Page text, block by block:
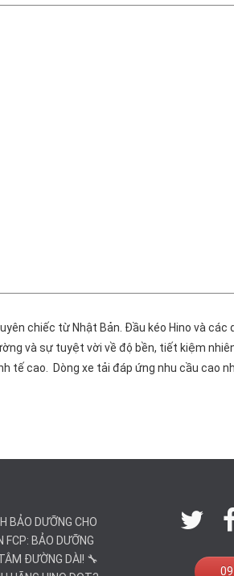
chiếc từ Nhật Bản. Đầu kéo Hino và các
và sự tuyệt vời về độ bền, tiết kiệm
tế cao. Dòng xe tải đáp ứng nhu cầu cao
BẢO DƯỠNG CHO
FCP: BẢO DƯỠNG
ĐƯỜNG DÀI! 🔧